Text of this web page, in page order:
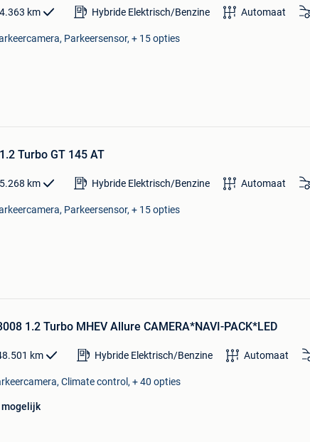
4.363 km Hybride Elektrisch/Benzine Automaat
Parkeersensor, + 15 opties
Turbo GT 145 AT
5.268 km Hybride Elektrisch/Benzine Automaat
Parkeersensor, + 15 opties
1.2 Turbo MHEV Allure CAMERA*NAVI-PACK*LED
km Hybride Elektrisch/Benzine Automaat
Climate control, + 40 opties